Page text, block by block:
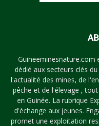
dédié aux secteurs clés
l'actualité des mines, de
pêche et de l'élevage ,
en Guinée. La rubrique
d'échange aux jeunes.
promet une exploitation